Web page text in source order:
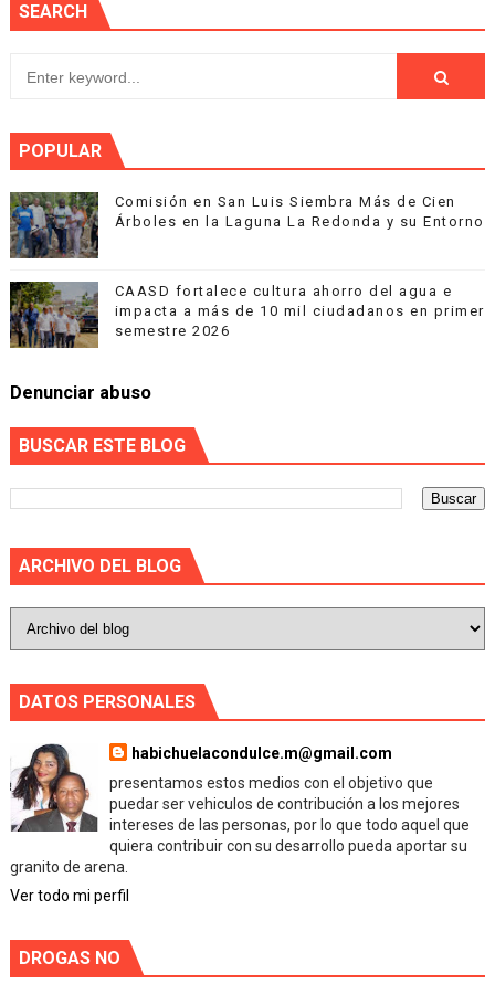
SEARCH
POPULAR
Comisión en San Luis Siembra Más de Cien
Árboles en la Laguna La Redonda y su Entorno
CAASD fortalece cultura ahorro del agua e
impacta a más de 10 mil ciudadanos en primer
semestre 2026
Denunciar abuso
BUSCAR ESTE BLOG
ARCHIVO DEL BLOG
DATOS PERSONALES
habichuelacondulce.m@gmail.com
presentamos estos medios con el objetivo que
puedar ser vehiculos de contribución a los mejores
intereses de las personas, por lo que todo aquel que
quiera contribuir con su desarrollo pueda aportar su
granito de arena.
Ver todo mi perfil
DROGAS NO